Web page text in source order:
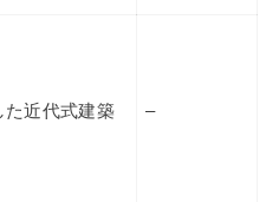
た近代式建築 –